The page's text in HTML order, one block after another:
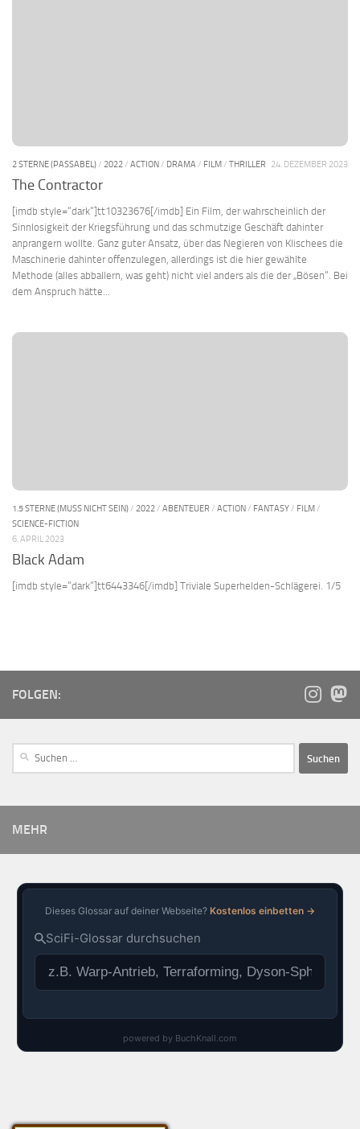
2 STERNE (PASSABEL) / 2022 / ACTION / DRAMA / FILM / THRILLER 24. DEZEMBER 2023
The Contractor
[imdb style=“dark“]tt10323676[/imdb] Ein Film, der wahrscheinlich der
Sinnlosigkeit der Kriegsführung und das schmutzige Geschäft dahinter
anprangern wollte. Ganz guter Ansatz, über das Negieren von Klischees die
Maschinerie dahinter offenzulegen, allerdings ist die hier gewählte
Methode (alles abballern, was geht) nicht viel anders als die der „Bösen“. Bei
dem Anspruch hätte...
1.5 STERNE (MUSS NICHT SEIN)/ 2022/ ABENTEUER / ACTION/ FANTASY/ FILM/
SCIENCE-FICTION
6. APRIL 2023
Black Adam
[imdb style=“dark“]tt6443346[/imdb] Triviale Superhelden-Schlägerei. 1/5
FOLGEN:
MEHR